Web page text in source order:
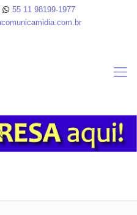
55 11 98199-1977